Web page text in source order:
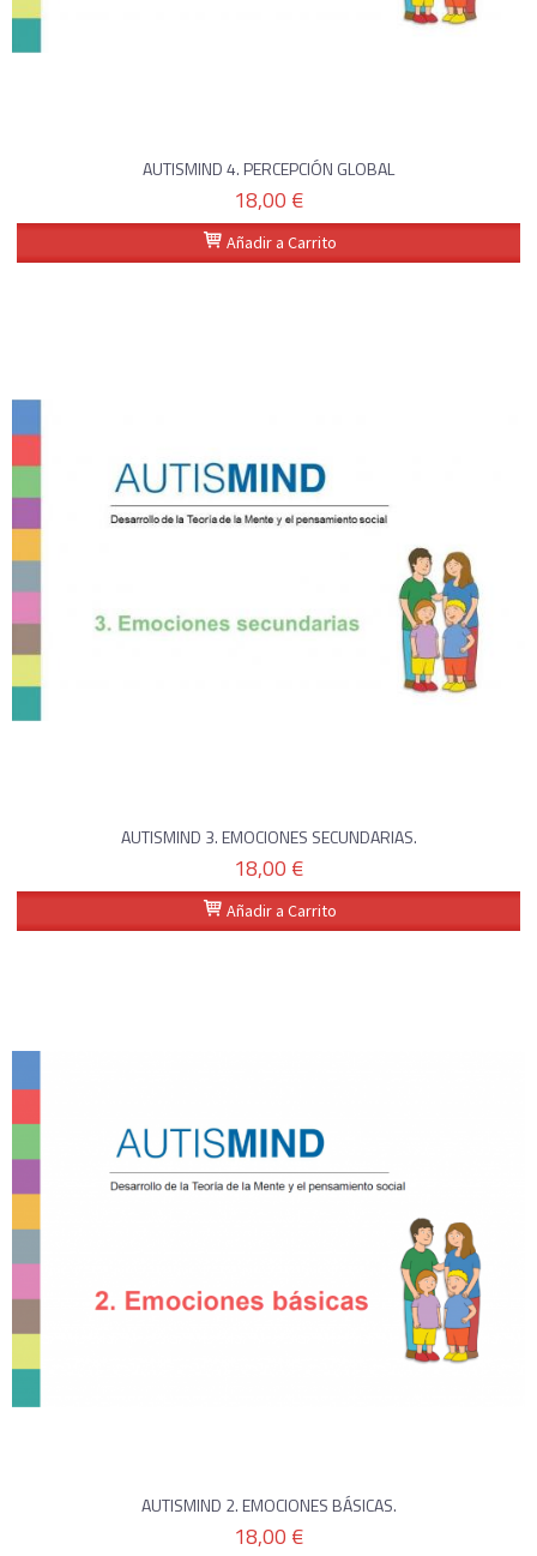
AUTISMIND 4. PERCEPCIÓN GLOBAL
18,00 €
Añadir a Carrito
AUTISMIND 3. EMOCIONES SECUNDARIAS.
18,00 €
Añadir a Carrito
AUTISMIND 2. EMOCIONES BÁSICAS.
18,00 €